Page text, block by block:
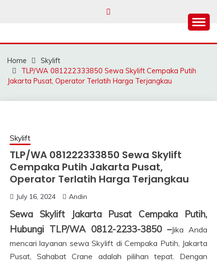
SAHABAT CRANE |
JASA SEWA CRANE |
FORKLIFT | SKYLIFT
Home
Skylift
TLP/WA 081222333850 Sewa Skylift Cempaka Putih
Jakarta Pusat, Operator Terlatih Harga Terjangkau
Skylift
TLP/WA 081222333850 Sewa Skylift
Cempaka Putih Jakarta Pusat,
Operator Terlatih Harga Terjangkau
July 16, 2024 Andin
Sewa Skylift Jakarta Pusat Cempaka Putih,
Hubungi TLP/WA 0812-2233-3850 –Jika Anda
mencari layanan sewa Skylift di Cempaka Putih, Jakarta
Pusat, Sahabat Crane adalah pilihan tepat. Dengan